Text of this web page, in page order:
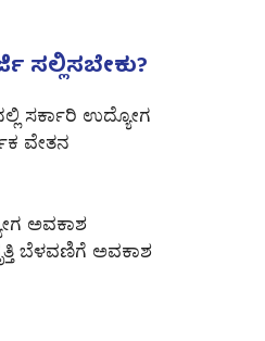
ಸಲ್ಲಿಸಬೇಕು?
ಸರ್ಕಾರಿ ಉದ್ಯೋಗ
ವೇತನ
ಅವಕಾಶ
ಬೆಳವಣಿಗೆ ಅವಕಾಶ